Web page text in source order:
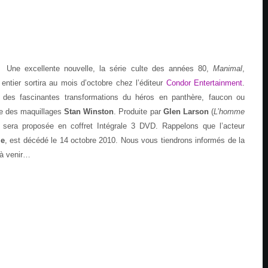
Une excellente nouvelle, la série culte des années 80, Manimal,
sortira au mois d’octobre chez l’éditeur Condor Entertainment.
fascinantes transformations du héros en panthère, faucon ou
des maquillagesStan Winston. Produite par Glen Larson(L’homme
proposée en coffret Intégrale 3 DVD. Rappelons que l’acteur
, est décédé le 14 octobre 2010. Nous vous tiendrons informés de la
venir…